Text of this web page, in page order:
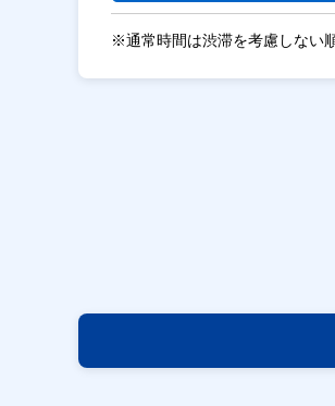
※通常時間は渋滞を考慮しない